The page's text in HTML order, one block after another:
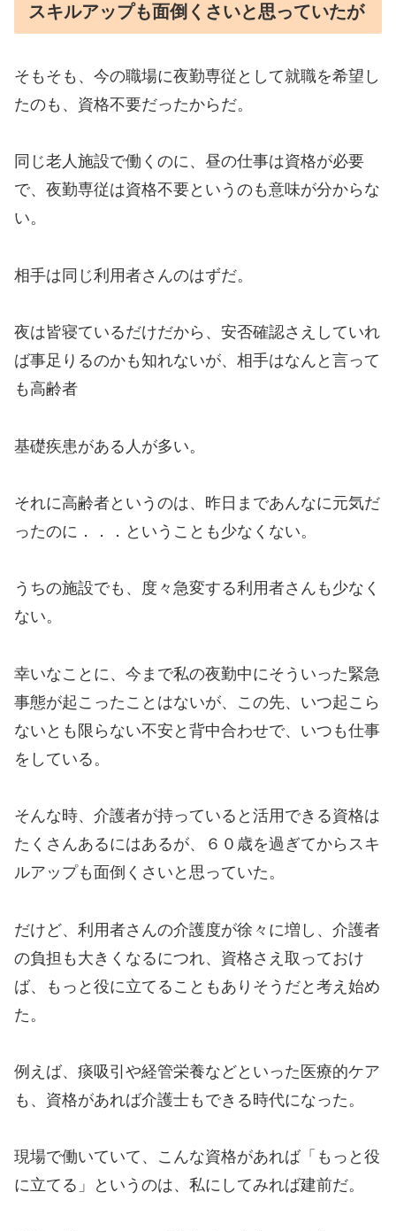
スキルアップも面倒くさいと思っていたが
そもそも、今の職場に夜勤専従として就職を希望し
たのも、資格不要だったからだ。
同じ老人施設で働くのに、昼の仕事は資格が必要
で、夜勤専従は資格不要というのも意味が分からな
い。
相手は同じ利用者さんのはずだ。
夜は皆寝ているだけだから、安否確認さえしていれ
ば事足りるのかも知れないが、相手はなんと言って
も高齢者
基礎疾患がある人が多い。
それに高齢者というのは、昨日まであんなに元気だ
ったのに．．．ということも少なくない。
うちの施設でも、度々急変する利用者さんも少なく
ない。
幸いなことに、今まで私の夜勤中にそういった緊急
事態が起こったことはないが、この先、いつ起こら
ないとも限らない不安と背中合わせで、いつも仕事
をしている。
そんな時、介護者が持っていると活用できる資格は
たくさんあるにはあるが、６０歳を過ぎてからスキ
ルアップも面倒くさいと思っていた。
だけど、利用者さんの介護度が徐々に増し、介護者
の負担も大きくなるにつれ、資格さえ取っておけ
ば、もっと役に立てることもありそうだと考え始め
た。
例えば、痰吸引や経管栄養などといった 医療的ケア
も、資格があれば介護士もできる時代になった。
現場で働いていて、こんな資格があれば「もっと役
に立てる」というのは、私にしてみれば建前だ。